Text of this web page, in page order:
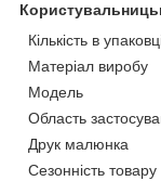
Кількість в
Матеріал виробу
Мoдель
Область
Друк малюнка
Сезонність товару